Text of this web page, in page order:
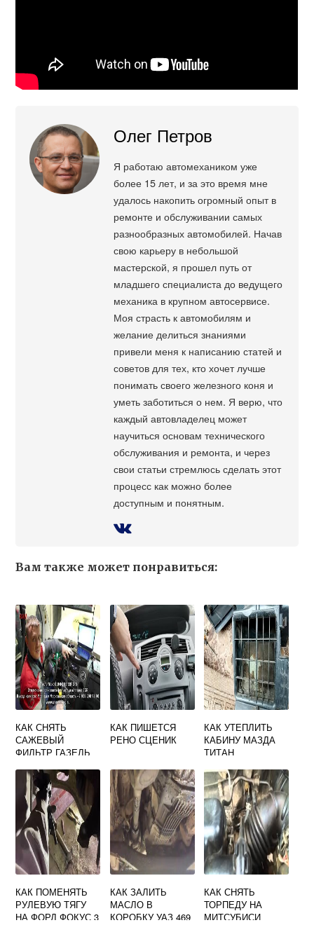
Олег Петров
Я работаю автомехаником уже
более 15 лет, и за это время мне
удалось накопить огромный опыт в
ремонте и обслуживании самых
разнообразных автомобилей. Начав
свою карьеру в небольшой
мастерской, я прошел путь от
младшего специалиста до ведущего
механика в крупном автосервисе.
Моя страсть к автомобилям и
желание делиться знаниями
привели меня к написанию статей и
советов для тех, кто хочет лучше
понимать своего железного коня и
уметь заботиться о нем. Я верю, что
каждый автовладелец может
научиться основам технического
обслуживания и ремонта, и через
свои статьи стремлюсь сделать этот
процесс как можно более
доступным и понятным.
Вам также может понравиться:
КАК СНЯТЬ
САЖЕВЫЙ
ФИЛЬТР ГАЗЕЛЬ
КАК ПИШЕТСЯ
РЕНО СЦЕНИК
КАК УТЕПЛИТЬ
КАБИНУ МАЗДА
ТИТАН
КАК ПОМЕНЯТЬ
РУЛЕВУЮ ТЯГУ
НА ФОРД ФОКУС 3
КАК ЗАЛИТЬ
МАСЛО В
КОРОБКУ УАЗ 469
КАК СНЯТЬ
ТОРПЕДУ НА
МИТСУБИСИ